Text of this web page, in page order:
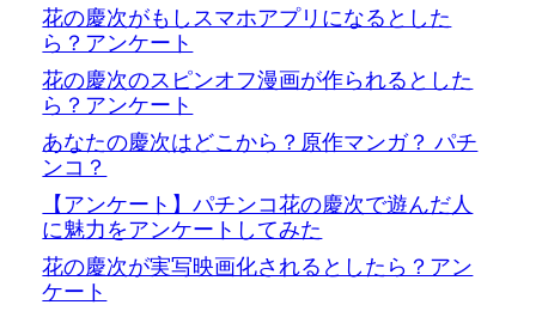
花の慶次がもしスマホアプリになるとした
ら？アンケート
花の慶次のスピンオフ漫画が作られるとした
ら？アンケート
あなたの慶次はどこから？原作マンガ？ パチ
ンコ？
【アンケート】パチンコ花の慶次で遊んだ人
に魅力をアンケートしてみた
花の慶次が実写映画化されるとしたら？アン
ケート